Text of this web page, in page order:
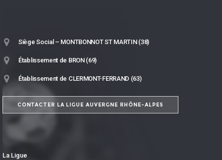
Siège Social – MONTBONNOT ST MARTIN (38)
Établissement de BRON (69)
Établissement de CLERMONT-FERRAND (63)
CONTACTER LA LIGUE AUVERGNE RHÔNE-ALPES
La Ligue